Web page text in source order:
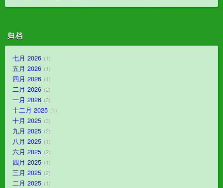
归档
七月 2026 1
五月 2026 1
四月 2026 1
二月 2026 2
一月 2026 3
十二月 2025 1
十月 2025 3
九月 2025 2
八月 2025 1
六月 2025 2
四月 2025 1
三月 2025 2
二月 2025 1